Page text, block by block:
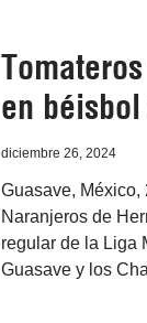
en
diciembre 26, 2024
Guasave, México,
Naranjeros de
regular de la Liga
Guasave y los